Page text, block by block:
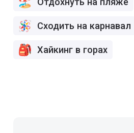
Сходить на карнавал
Хайкинг в горах